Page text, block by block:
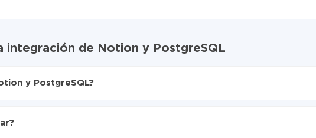
integración de Notion y PostgreSQL
y PostgreSQL?